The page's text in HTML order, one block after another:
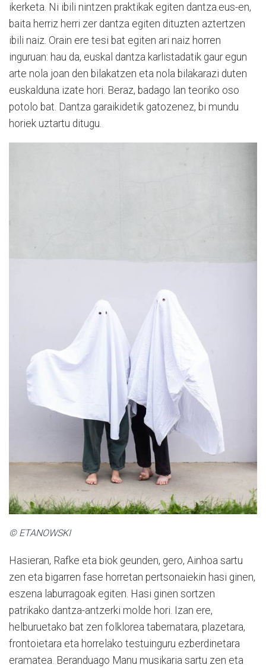
ikerketa. Ni ibili nintzen praktikak egiten dantza.eus-en,
baita herriz herri zer dantza egiten dituzten aztertzen
ibili naiz. Orain ere tesi bat egiten ari naiz horren
inguruan: hau da, euskal dantza karlistadatik gaur egun
arte nola joan den bilakatzen eta nola bilakarazi duten
euskalduna izate hori. Beraz, badago lan teoriko oso
potolo bat. Dantza garaikidetik gatozenez, bi mundu
horiek uztartu ditugu.
© ETANOWSKI
Hasieran, Rafke eta biok geunden, gero, Ainhoa sartu
zen eta bigarren fase horretan pertsonaiekin hasi ginen,
eszena laburragoak egiten. Hasi ginen sortzen
patrikako dantza-antzerki molde hori. Izan ere,
helburuetako bat zen folklorea tabernatara, plazetara,
frontoietara eta horrelako testuinguru ezberdinetara
eramatea. Beranduago Manu musikaria sartu zen eta